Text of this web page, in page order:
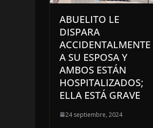
ABUELITO LE
DISPARA
ACCIDENTALMENTE
A SU ESPOSA Y
AMBOS ESTÁN
HOSPITALIZADOS;
ELLA ESTÁ GRAVE
24 septiembre, 2024